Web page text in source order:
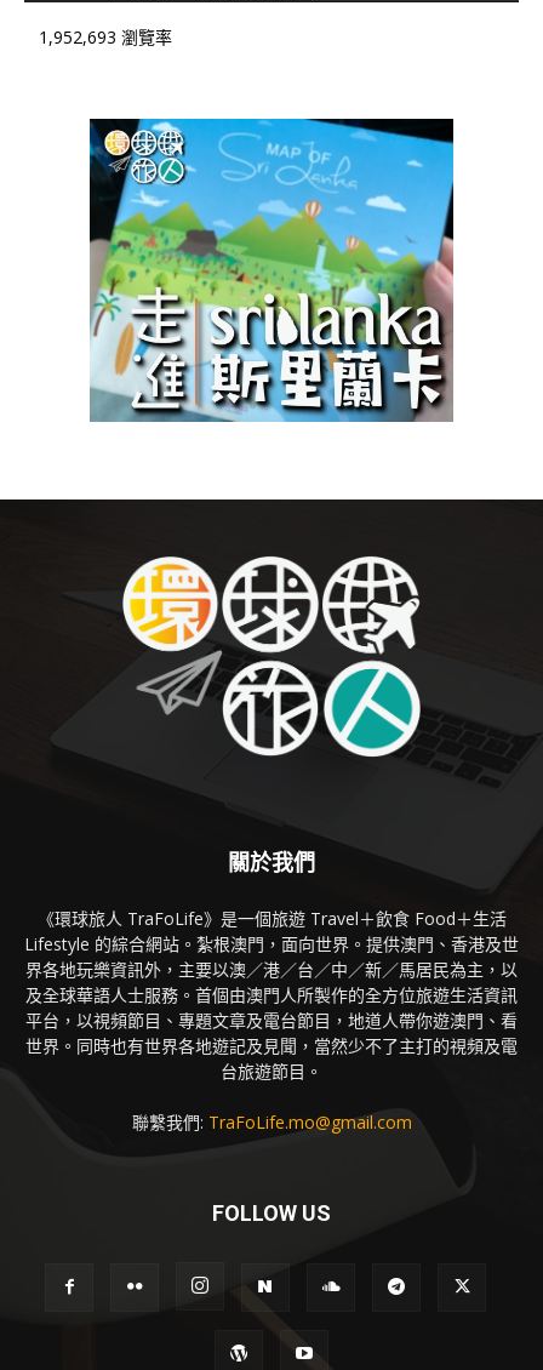
1,952,693 瀏覽率
關於我們
《環球旅人 TraFoLife》是一個旅遊 Travel＋飲食 Food＋生活
Lifestyle 的綜合網站。紮根澳門，面向世界。提供澳門、香港及世
界各地玩樂資訊外，主要以澳／港／台／中／新／馬居民為主，以
及全球華語人士服務。首個由澳門人所製作的全方位旅遊生活資訊
平台，以視頻節目、專題文章及電台節目，地道人帶你遊澳門、看
世界。同時也有世界各地遊記及見聞，當然少不了主打的視頻及電
台旅遊節目。
聯繫我們: TraFoLife.mo@gmail.com
FOLLOW US